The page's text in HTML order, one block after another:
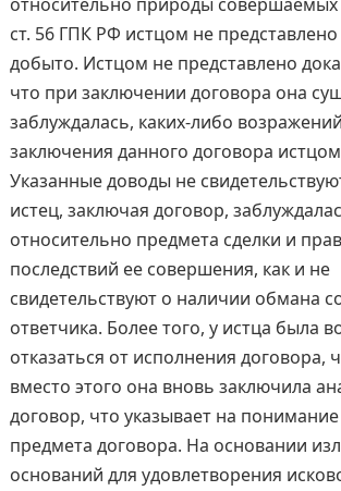
относительно природы совершаемых
ст. 56 ГПК РФ истцом не
добыто. Истцом не представлено
что при заключении договора она
заблуждалась, каких-либо
заключения данного договора
Указанные доводы не
истец, заключая договор,
относительно предмета сделки и
последствий ее совершения, как и не
свидетельствуют о наличии обмана
ответчика. Более того, у истца была
отказаться от исполнения договора,
вместо этого она вновь заключила
договор, что указывает на
предмета договора. На основании
оснований для удовлетворения